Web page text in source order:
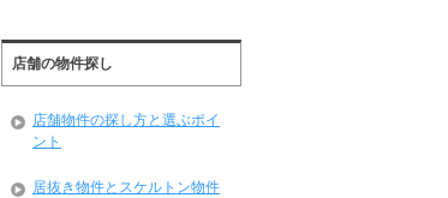
店舗の物件探し
店舗物件の探し方と選ぶポイ
ント
居抜き物件とスケルトン物件